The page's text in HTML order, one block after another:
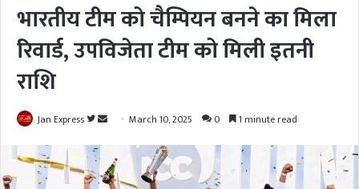
भारतीय टीम को चैम्पियन बनने का मिला
रिवार्ड, उपविजेता टीम को मिली इतनी
राशि
Jan Express
F
l
l d
March 10, 2025 0 1 minute read